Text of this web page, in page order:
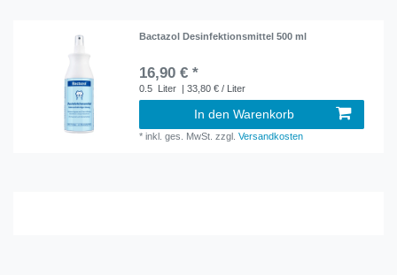
Bactazol Desinfektionsmittel 500 ml
16,90 € *
0.5 Liter | 33,80 € / Liter
In den Warenkorb
*inkl. ges. MwSt. zzgl.Versandkosten